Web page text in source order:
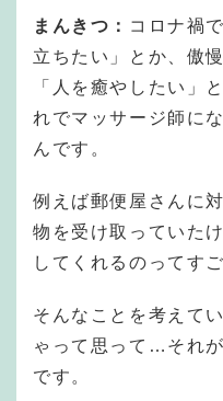
まんきつ： コロナ禍
立ちたい」とか、傲
「人を癒やしたい」
れでマッサージ師に
んです。
例えば郵便屋さんに
物を受け取っていた
してくれるのってす
そんなことを考えて
ゃって思って…それ
です。